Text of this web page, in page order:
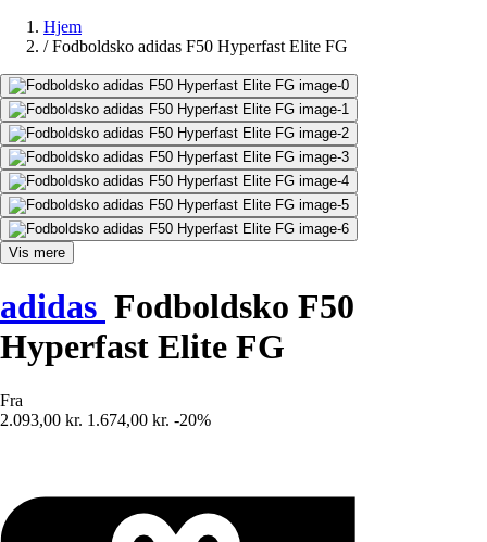
Hjem
/ Fodboldsko adidas F50 Hyperfast Elite FG
Vis mere
adidas Fodboldsko F50
Hyperfast Elite FG
Fra
2.093,00 kr. 1.674,00 kr. -20%